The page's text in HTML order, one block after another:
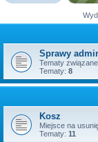
Sprawy
Tematy
Tematy: 8
Kosz
Miejsce na
Tematy: 11